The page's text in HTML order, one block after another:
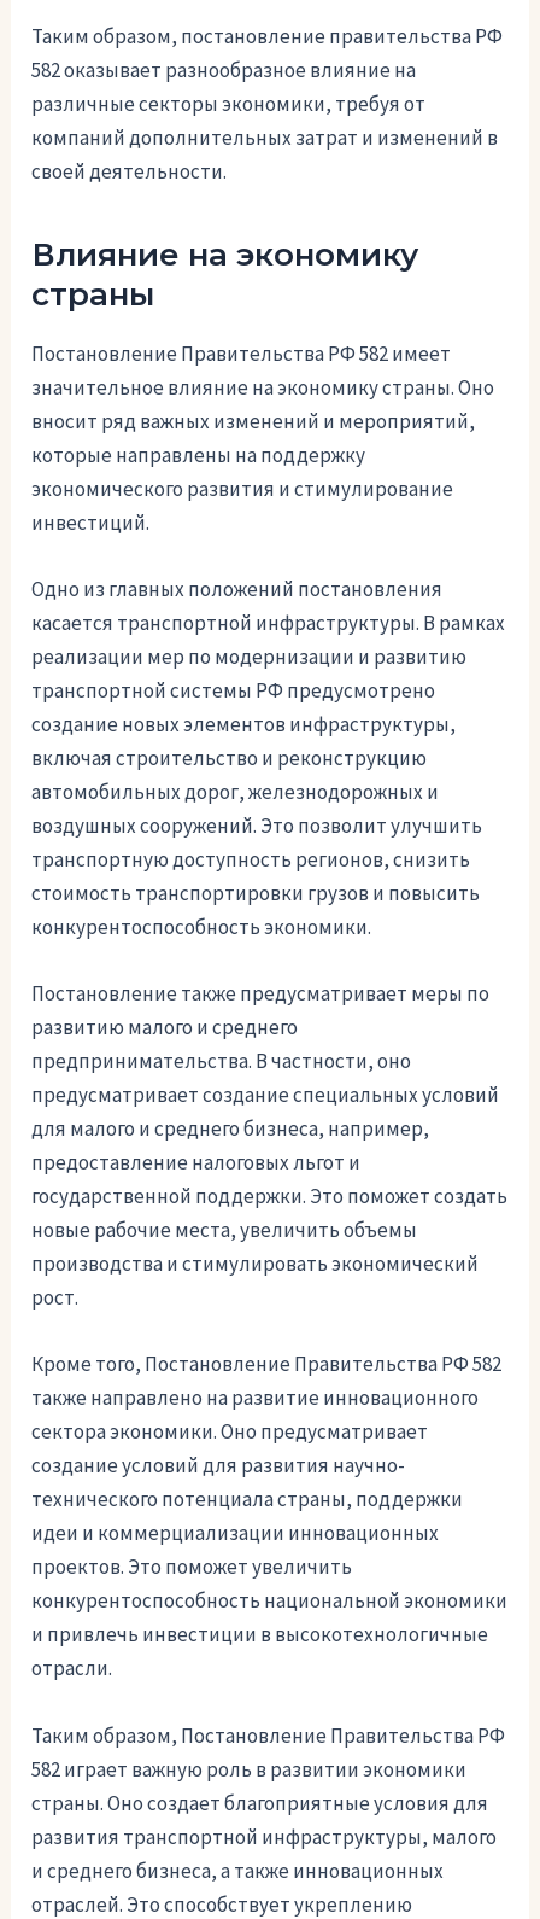
Таким образом, постановление правительства РФ
582 оказывает разнообразное влияние на
различные секторы экономики, требуя от
компаний дополнительных затрат и изменений в
своей деятельности.
Влияние на экономику
страны
Постановление Правительства РФ 582 имеет
значительное влияние на экономику страны. Оно
вносит ряд важных изменений и мероприятий,
которые направлены на поддержку
экономического развития и стимулирование
инвестиций.
Одно из главных положений постановления
касается транспортной инфраструктуры. В рамках
реализации мер по модернизации и развитию
транспортной системы РФ предусмотрено
создание новых элементов инфраструктуры,
включая строительство и реконструкцию
автомобильных дорог, железнодорожных и
воздушных сооружений. Это позволит улучшить
транспортную доступность регионов, снизить
стоимость транспортировки грузов и повысить
конкурентоспособность экономики.
Постановление также предусматривает меры по
развитию малого и среднего
предпринимательства. В частности, оно
предусматривает создание специальных условий
для малого и среднего бизнеса, например,
предоставление налоговых льгот и
государственной поддержки. Это поможет создать
новые рабочие места, увеличить объемы
производства и стимулировать экономический
рост.
Кроме того, Постановление Правительства РФ 582
также направлено на развитие инновационного
сектора экономики. Оно предусматривает
создание условий для развития научно-
технического потенциала страны, поддержки
идеи и коммерциализации инновационных
проектов. Это поможет увеличить
конкурентоспособность национальной экономики
и привлечь инвестиции в высокотехнологичные
отрасли.
Таким образом, Постановление Правительства РФ
582 играет важную роль в развитии экономики
страны. Оно создает благоприятные условия для
развития транспортной инфраструктуры, малого
и среднего бизнеса, а также инновационных
отраслей. Это способствует укреплению